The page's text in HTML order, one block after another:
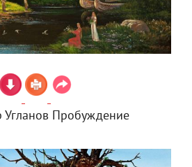
Угланов Пробуждение